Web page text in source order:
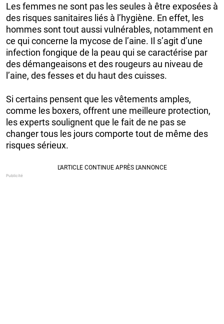
Les femmes ne sont pas les seules à être exposées à
des risques sanitaires liés à l’hygiène. En effet, les
hommes sont tout aussi vulnérables, notamment en
ce qui concerne la mycose de l’aine. Il s’agit d’une
infection fongique de la peau qui se caractérise par
des démangeaisons et des rougeurs au niveau de
l’aine, des fesses et du haut des cuisses.
Si certains pensent que les vêtements amples,
comme les boxers, offrent une meilleure protection,
les experts soulignent que le fait de ne pas se
changer tous les jours comporte tout de même des
risques sérieux.